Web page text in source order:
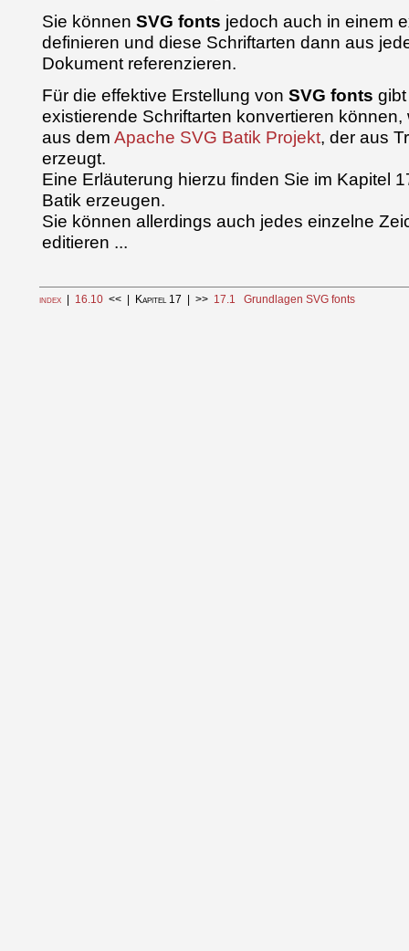
Sie können SVG fonts jedoch auch in einem
definieren und diese Schriftarten dann aus
Dokument referenzieren.
Für die effektive Erstellung von SVG fonts
existierende Schriftarten konvertieren
aus dem Apache SVG Batik Projekt, der aus
erzeugt.
Eine Erläuterung hierzu finden Sie im Kapitel
Batik erzeugen.
Sie können allerdings auch jedes einzelne
editieren ...
index | 16.10 << | Kapitel 17 | >> 17.1 Grundlagen SVG fonts